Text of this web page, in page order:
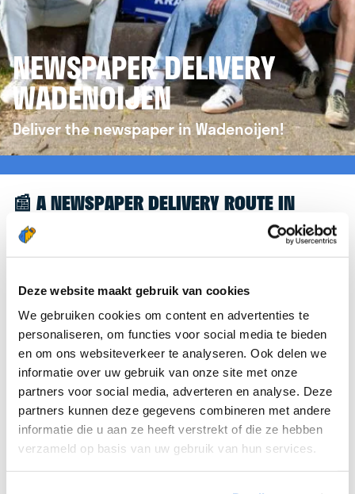
Deze website maakt gebruik van cookies
We gebruiken cookies om content en advertenties te
personaliseren, om functies voor social media te bieden
en om ons websiteverkeer te analyseren. Ook delen we
informatie over uw gebruik van onze site met onze
partners voor social media, adverteren en analyse. Deze
partners kunnen deze gegevens combineren met andere
informatie die u aan ze heeft verstrekt of die ze hebben
verzameld op basis van uw gebruik van hun services.
NEWSPAPER DELIVERY
WADENOIJEN
Deliver the newspaper in Wadenoijen!
📰 A NEWSPAPER DELIVERY ROUTE IN
WADENOIJEN
Great to see you're interested in a newspaper
we’d like to refer you to thekrantenbezorgen.nl
website. There, you can easily sign up to deliver
newspapers in Wadenoijen.
We hope you can get started soon and wish you
the best of luck! 🚴‍♂️💨